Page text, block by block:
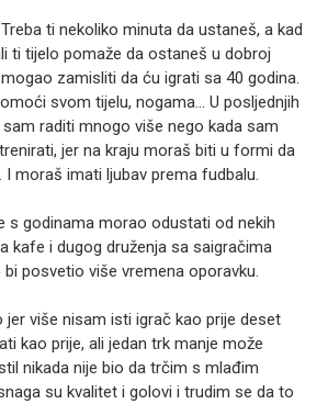
ti nekoliko minuta da ustaneš, a kad
ti tijelo pomaže da ostaneš u dobroj
zamisliti da ću igrati sa 40 godina.
svom tijelu, nogama… U posljednjih
raditi mnogo više nego kada sam
jer na kraju moraš biti u formi da
moraš imati ljubav prema fudbalu.
s godinama morao odustati od nekih
kafe i dugog druženja sa saigračima
posvetio više vremena oporavku.
jer više nisam isti igrač kao prije deset
kao prije, ali jedan trk manje može
nikada nije bio da trčim s mlađim
su kvalitet i golovi i trudim se da to